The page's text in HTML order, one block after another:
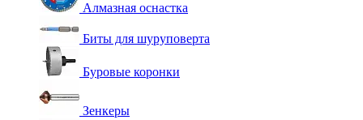
Алмазная оснастка
Биты для шуруповерта
Буровые коронки
Зенкеры